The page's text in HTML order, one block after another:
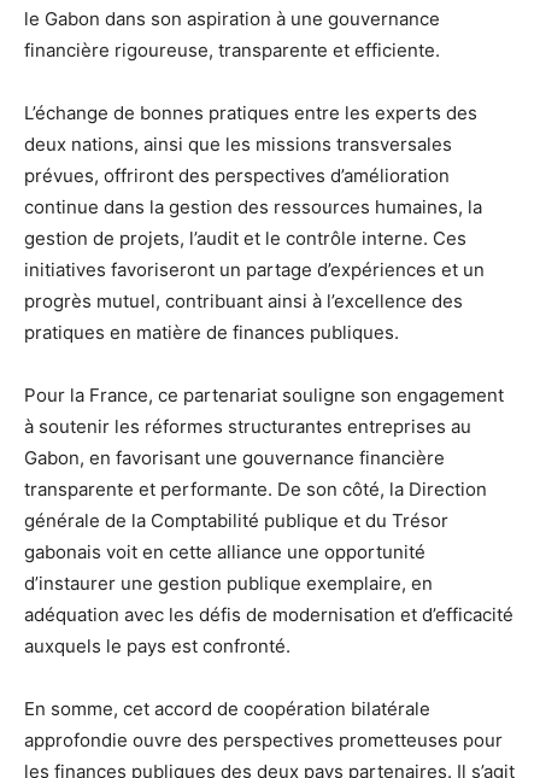
le Gabon dans son aspiration à une gouvernance
financière rigoureuse, transparente et efficiente.
L’échange de bonnes pratiques entre les experts des
deux nations, ainsi que les missions transversales
prévues, offriront des perspectives d’amélioration
continue dans la gestion des ressources humaines, la
gestion de projets, l’audit et le contrôle interne. Ces
initiatives favoriseront un partage d’expériences et un
progrès mutuel, contribuant ainsi à l’excellence des
pratiques en matière de finances publiques.
Pour la France, ce partenariat souligne son engagement
à soutenir les réformes structurantes entreprises au
Gabon, en favorisant une gouvernance financière
transparente et performante. De son côté, la Direction
générale de la Comptabilité publique et du Trésor
gabonais voit en cette alliance une opportunité
d’instaurer une gestion publique exemplaire, en
adéquation avec les défis de modernisation et d’efficacité
auxquels le pays est confronté.
En somme, cet accord de coopération bilatérale
approfondie ouvre des perspectives prometteuses pour
les finances publiques des deux pays partenaires. Il s’agit